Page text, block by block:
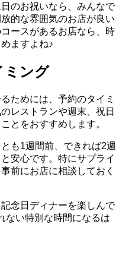
のお祝いなら、みんなで
的な雰囲気のお店が良い
ースがあるお店なら、時
ますよね♪
ミング
ためには、予約のタイミ
レストランや週末、祝日
とをおすすめします。
も1週間前、できれば2週
安心です。特にサプライ
前にお店に相談しておく
念日ディナーを楽しんで
ない特別な時間になるは